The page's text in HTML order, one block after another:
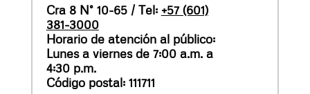
Cra 8 N° 10-65 / Tel: +57 (601)
381-3000
Horario de atención al público:
Lunes a viernes de 7:00 a.m. a
4:30 p.m.
Código postal: 111711